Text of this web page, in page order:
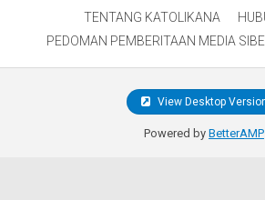
TENTANG KATOLIKANA
PEDOMAN PEMBERITAAN MEDIA
View Desktop
Powered by BetterAMP